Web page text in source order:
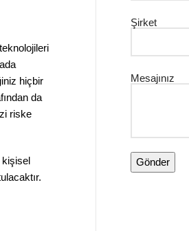
hiçbir
da
riske
kişisel
Şirket
Mesajınız